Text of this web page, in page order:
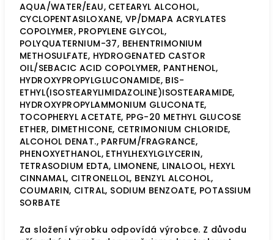
AQUA/WATER/EAU, CETEARYL ALCOHOL,
CYCLOPENTASILOXANE, VP/DMAPA ACRYLATES
COPOLYMER, PROPYLENE GLYCOL,
POLYQUATERNIUM-37, BEHENTRIMONIUM
METHOSULFATE, HYDROGENATED CASTOR
OIL/SEBACIC ACID COPOLYMER, PANTHENOL,
HYDROXYPROPYLGLUCONAMIDE, BIS-
ETHYL(ISOSTEARYLIMIDAZOLINE)ISOSTEARAMIDE,
HYDROXYPROPYLAMMONIUM GLUCONATE,
TOCOPHERYL ACETATE, PPG-20 METHYL GLUCOSE
ETHER, DIMETHICONE, CETRIMONIUM CHLORIDE,
ALCOHOL DENAT., PARFUM/FRAGRANCE,
PHENOXYETHANOL, ETHYLHEXYLGLYCERIN,
TETRASODIUM EDTA, LIMONENE, LINALOOL, HEXYL
CINNAMAL, CITRONELLOL, BENZYL ALCOHOL,
COUMARIN, CITRAL, SODIUM BENZOATE, POTASSIUM
SORBATE
Za složení výrobku odpovídá výrobce. Z důvodu